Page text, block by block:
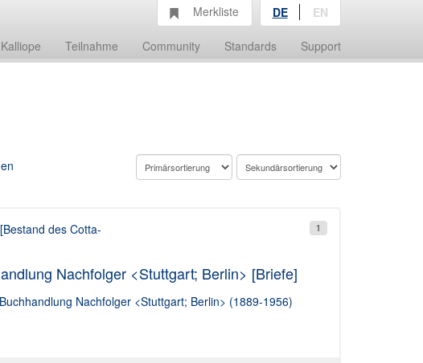
Teilnahme Community Standards Support
Merkliste DE EN
1
des Cotta-
Nachfolger <Stuttgart; Berlin> [Briefe]
Nachfolger <Stuttgart; Berlin> (1889-1956)